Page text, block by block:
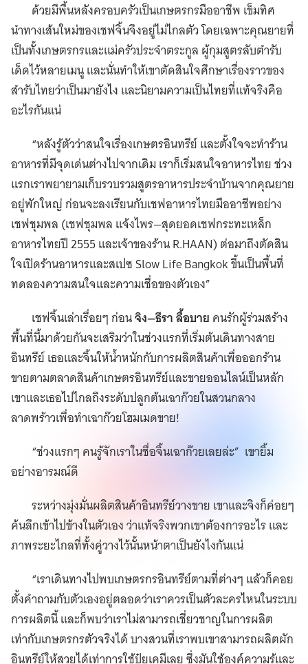
ด้วยมีพื้นหลังครอบครัวเป็นเกษตรกรมืออาชีพ เข็มทิศ
นำทางเส้นใหม่ของเชฟจิ้นจึงอยู่ไม่ไกลตัว โดยเฉพาะคุณยายที่
เป็นทั้งเกษตรกรและแม่ครัวประจำตระกูล ผู้กุมสูตรลับตำรับ
เด็ดไว้หลายเมนู และนั่นทำให้เขาตัดสินใจศึกษาเรื่องราวของ
สำรับไทยว่าเป็นมายังไง และนิยามความเป็นไทยที่แท้จริงคือ
อะไรกันแน่
“หลังรู้ตัวว่าสนใจเรื่องเกษตรอินทรีย์ และตั้งใจจะทำร้าน
อาหารที่มีจุดเด่นต่างไปจากเดิม เราก็เริ่มสนใจอาหารไทย ช่วง
แรกเราพยายามเก็บรวบรวมสูตรอาหารประจำบ้านจากคุณยาย
อยู่พักใหญ่ ก่อนจะลงเรียนกับเชฟอาหารไทยมืออาชีพอย่าง
เชฟชุมพล (เชฟชุมพล แจ้งไพร—สุดยอดเชฟกระทะเหล็ก
อาหารไทยปี 2555 และเจ้าของร้าน R.HAAN) ต่อมาถึงตัดสิน
ใจเปิดร้านอาหารและสเปซ Slow Life Bangkok ขึ้นเป็นพื้นที่
ทดลองความสนใจและความเชื่อของตัวเอง”
เชฟจิ้นเล่าเรื่อยๆ ก่อนจิง—ธีรา ลื้อบาย คนรักผู้ร่วมสร้าง
พื้นที่นี้มาด้วยกันจะเสริมว่าในช่วงแรกที่เริ่มต้นเดินทางสาย
อินทรีย์ เธอและจิ้นให้น้ำหนักกับการผลิตสินค้าเพื่อออกร้าน
ขายตามตลาดสินค้าเกษตรอินทรีย์และขายออนไลน์เป็นหลัก
เขาและเธอไปไกลถึงระดับปลูกต้นเฉาก๊วยในสวนกลาง
ลาดพร้าวเพื่อทำเฉาก๊วยโฮมเมดขาย!
“ช่วงแรกๆ คนรู้จักเราในชื่อจิ้นเฉาก๊วยเลยล่ะ” เขายิ้ม
อย่างอารมณ์ดี
ระหว่างมุ่งมั่นผลิตสินค้าอินทรีย์วางขาย เขาและจิงก็ค่อยๆ
ค้นลึกเข้าไปข้างในตัวเอง ว่าแท้จริงพวกเขาต้องการอะไร และ
ภาพระยะไกลที่ทั้งคู่วางไว้นั้นหน้าตาเป็นยังไงกันแน่
“เราเดินทางไปพบเกษตรกรอินทรีย์ตามที่ต่างๆ แล้วก็คอย
ตั้งคำถามกับตัวเองอยู่ตลอดว่าเราควรเป็นตัวละครไหนในระบบ
การผลิตนี้ และก็พบว่าเราไม่สามารถเชี่ยวชาญในการผลิต
เท่ากับเกษตรกรตัวจริงได้ บางสวนที่เราพบเขาสามารถผลิตผัก
อินทรีย์ให้สวยได้เท่าการใช้ปุ๋ยเคมีเลย ซึ่งมันใช้องค์ความรู้และ